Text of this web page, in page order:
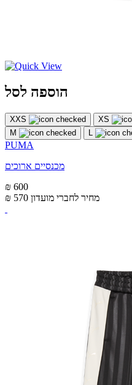
הוספה לסל
XXS XS
M
PUMA
מכנסיים ארוכים
₪ 600
₪ 570 מחיר לחברי מועדון